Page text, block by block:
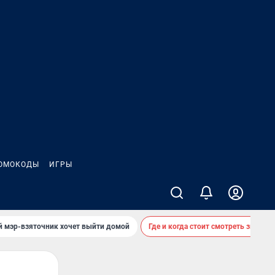
ИГРЫ
мэр-взяточник хочет выйти домой Где и когда стоит смотреть